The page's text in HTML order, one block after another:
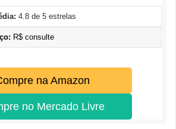
4.8 de 5 estrelas
R$ consulte
na Amazon
no Mercado Livre